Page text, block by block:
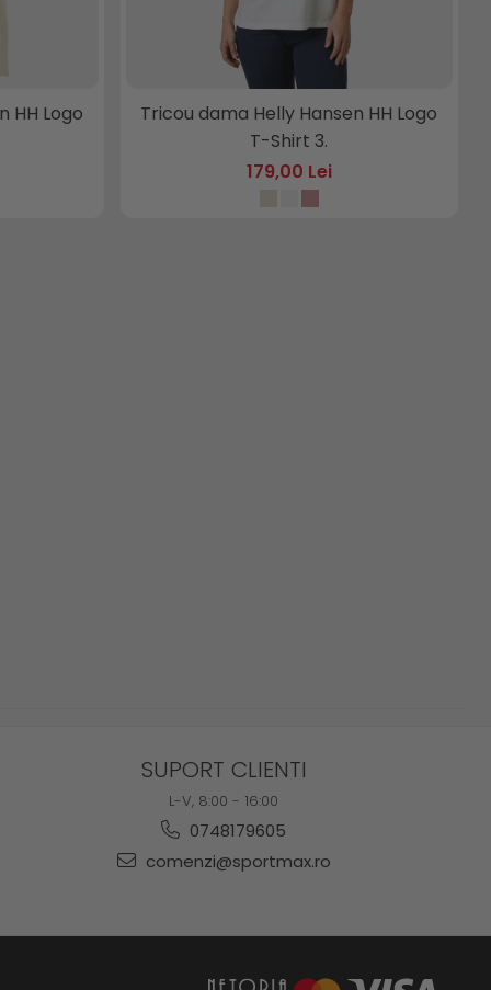
HH Logo
Tricou dama Helly Hansen HH Logo
T-Shirt 3.
179,00 Lei
SUPORT CLIENTI
L-V, 8:00 - 16:00
0748179605
comenzi@sportmax.ro